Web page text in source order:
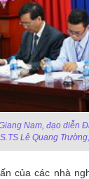
Nam, đạo diễn
Lê Quang
của các nhà